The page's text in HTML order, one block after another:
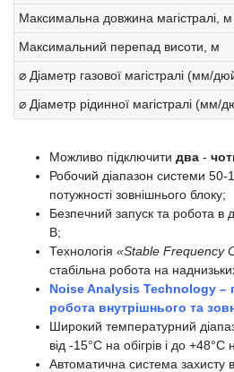
Максимальна довжина магістралі, м
Максимальний перепад висоти, м
⌀ Діаметр газової магістралі (мм/
⌀ Діаметр рідинної магістралі (мм/
Можливо підключити два -
Робочий діапазон системи 50-
потужності зовнішнього блоку;
Безпечний запуск та робота в
В;
Технологія «Stable Frequency
стабільна робота на
Noise Analysis Technology –
робота внутрішнього та
Широкий температурний
від -15°С на обігрів і до
Автоматична система захисту